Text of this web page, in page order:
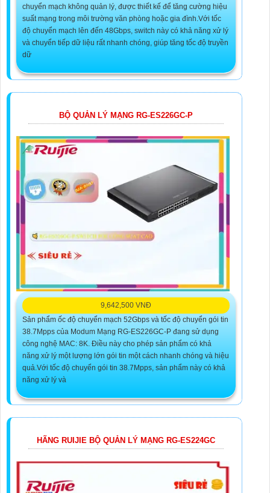
chuyển mạch không quản lý, được thiết kế để tăng cường hiệu
suất mạng trong môi trường văn phòng hoặc gia đình.Với tốc
độ chuyển mạch lên đến 48Gbps, switch này có khả năng xử lý
và chuyển tiếp dữ liệu rất nhanh chóng, giúp tăng tốc độ truyền
dữ
BỘ QUẢN LÝ MẠNG RG-ES226GC-P
9,642,500 VNĐ
Sản phẩm ốc độ chuyển mạch 52Gbps và tốc độ chuyển gói tin
38.7Mpps của Modum Mạng RG-ES226GC-P đang sử dụng
công nghệ MAC: 8K. Điều này cho phép sản phẩm có khả
năng xử lý một lượng lớn gói tin một cách nhanh chóng và hiệu
quả.Với tốc độ chuyển gói tin 38.7Mpps, sản phẩm này có khả
năng xử lý và
HÃNG RUIJIE BỘ QUẢN LÝ MẠNG RG-ES224GC